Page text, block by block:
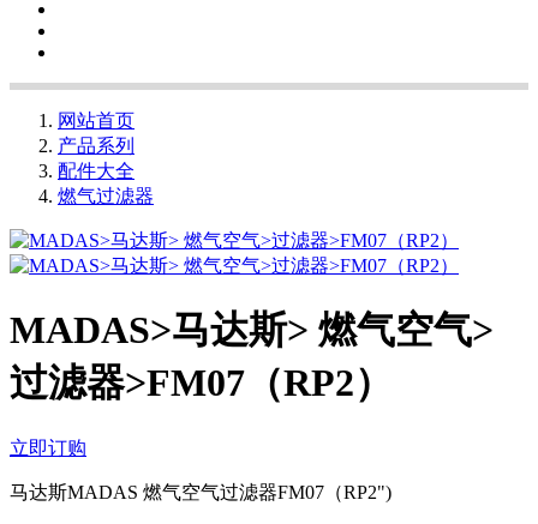
网站首页
产品系列
配件大全
燃气过滤器
MADAS>马达斯> 燃气空气>
过滤器>FM07（RP2）
立即订购
马达斯MADAS 燃气空气过滤器FM07（RP2")